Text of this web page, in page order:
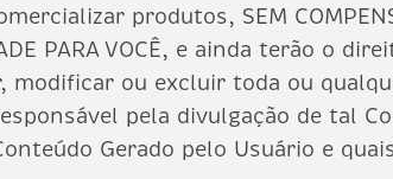
produtos, SEM
PARA VOCÊ, e ainda terão o
ou excluir toda ou
pela divulgação de tal
Gerado pelo Usuário e